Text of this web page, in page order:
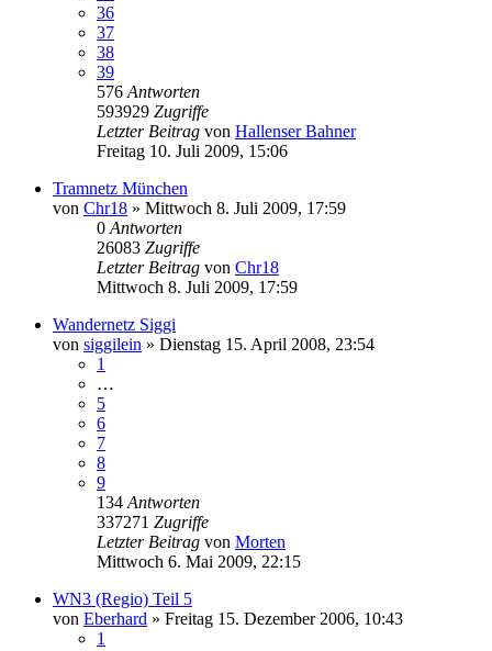
36
37
38
39
576 Antworten
593929 Zugriffe
Letzter Beitrag von Hallenser Bahner
Freitag 10. Juli 2009, 15:06
Tramnetz München
von Chr18 » Mittwoch 8. Juli 2009, 17:59
0 Antworten
26083 Zugriffe
Letzter Beitrag von Chr18
Mittwoch 8. Juli 2009, 17:59
Wandernetz Siggi
von siggilein » Dienstag 15. April 2008, 23:54
1
…
5
6
7
8
9
134 Antworten
337271 Zugriffe
Letzter Beitrag von Morten
Mittwoch 6. Mai 2009, 22:15
WN3 (Regio) Teil 5
von Eberhard » Freitag 15. Dezember 2006, 10:43
1